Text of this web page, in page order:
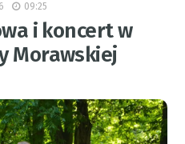
09:25
i koncert w
Morawskiej